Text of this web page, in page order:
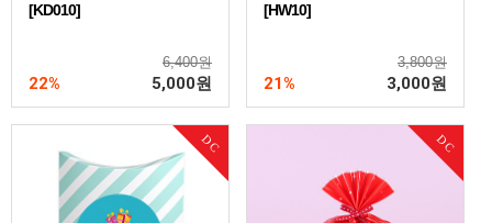
[KD010]
6,400원
22% 5,000원
[HW10]
3,800원
21% 3,000원
DC DC